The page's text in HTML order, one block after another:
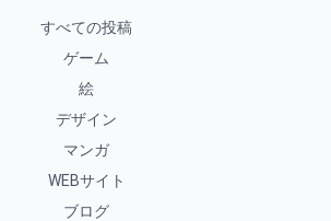
すべての投稿
ゲーム
絵
デザイン
マンガ
WEBサイト
ブログ